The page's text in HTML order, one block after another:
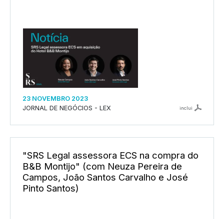
23 NOVEMBRO 2023
JORNAL DE NEGÓCIOS - LEX
inclui
"SRS Legal assessora ECS na compra do
B&B Montijo" (com Neuza Pereira de
Campos, João Santos Carvalho e José
Pinto Santos)